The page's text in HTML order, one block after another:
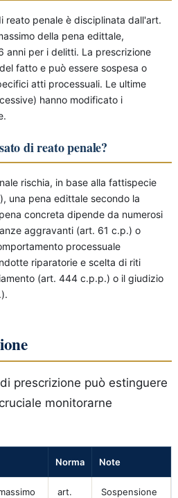
reato penale è disciplinata dall'art.
della pena edittale,
anni per i delitti. La prescrizione
fatto e può essere sospesa o
atti processuali. Le ultime
hanno modificato i
di reato penale?
rischia, in base alla fattispecie
una pena edittale secondo la
concreta dipende da numerosi
aggravanti (art. 61 c.p.) o
processuale
riparatorie e scelta di riti
(art. 444 c.p.p.) o il giudizio
prescrizione può estinguere
monitorarne
Norma Note
art.
Sospensione